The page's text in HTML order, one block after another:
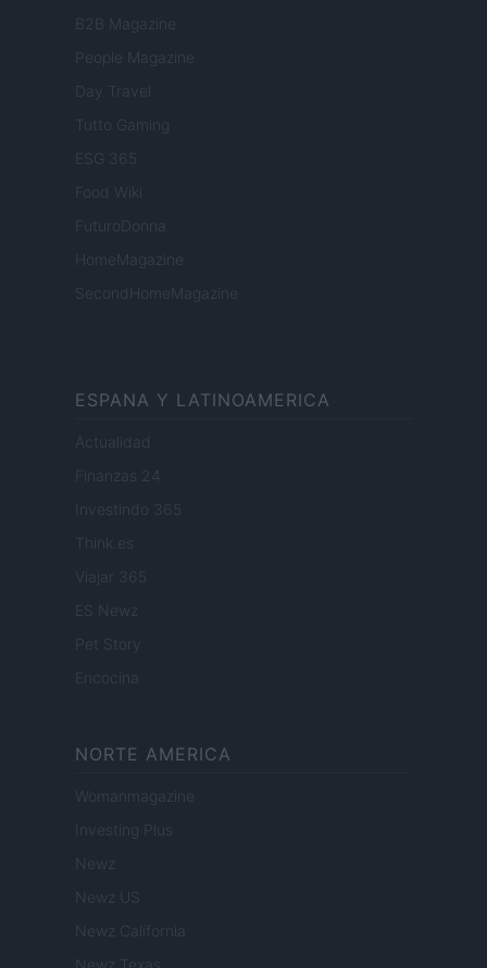
B2B Magazine
People Magazine
Day Travel
Tutto Gaming
ESG 365
Food Wiki
FuturoDonna
HomeMagazine
SecondHomeMagazine
ESPANA Y LATINOAMERICA
Actualidad
Finanzas 24
Investindo 365
Think.es
Viajar 365
ES Newz
Encocina
NORTE AMERICA
Womanmagazine
Investing Plus
Newz
Newz US
Newz California
Newz Texas